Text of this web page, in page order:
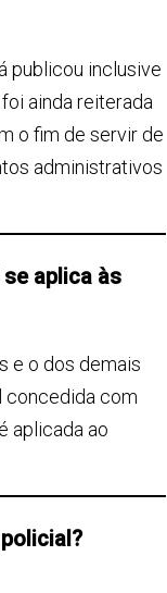
publicou inclusive
ainda reiterada
o fim de servir de
administrativos
se aplica às
e o dos demais
concedida com
aplicada ao